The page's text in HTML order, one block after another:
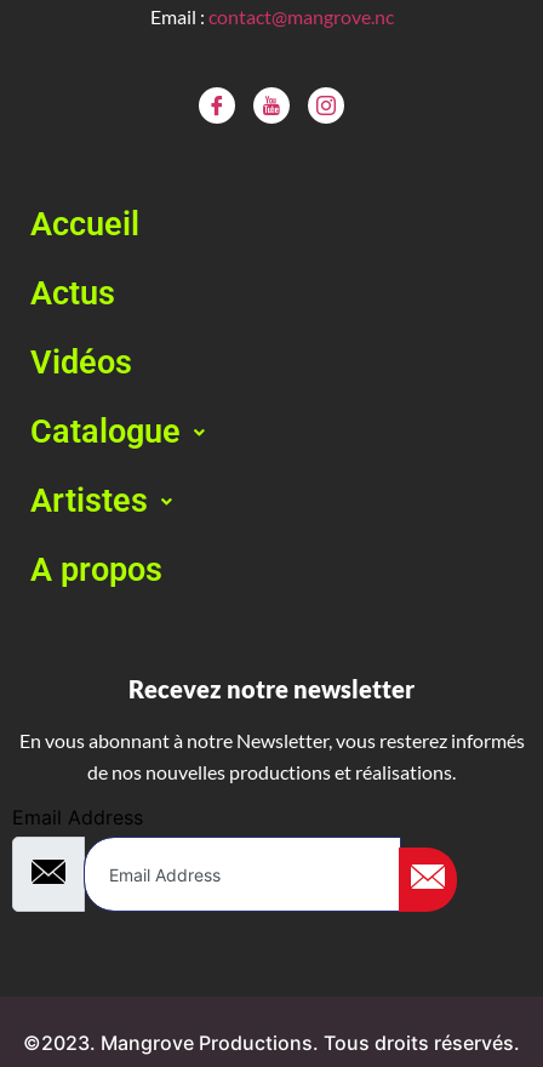
Email : contact@mangrove.nc
Accueil
Actus
Vidéos
Catalogue
Artistes
A propos
Recevez notre newsletter
En vous abonnant à notre Newsletter, vous resterez informés
de nos nouvelles productions et réalisations.
Email Address
©2023. Mangrove Productions. Tous droits réservés.